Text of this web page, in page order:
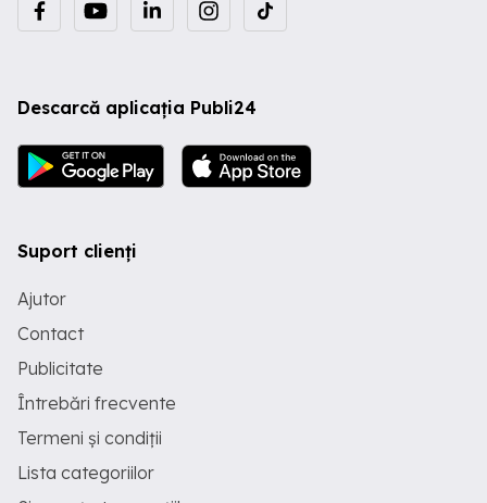
Descarcă aplicația Publi24
Suport clienți
Ajutor
Contact
Publicitate
Întrebări frecvente
Termeni și condiții
Lista categoriilor